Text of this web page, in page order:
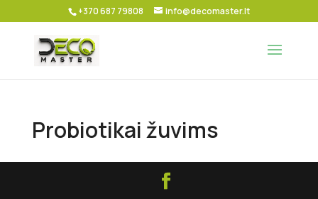
+370 687 79808 info@decomaster.lt
Probiotikai žuvims